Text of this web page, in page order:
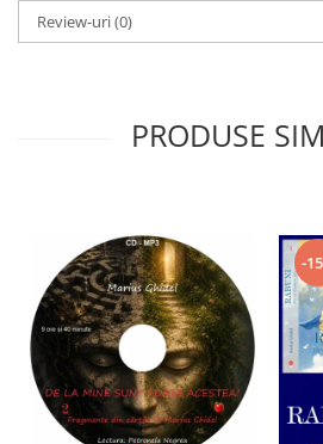
Review-uri(0)
PRODUSE
-